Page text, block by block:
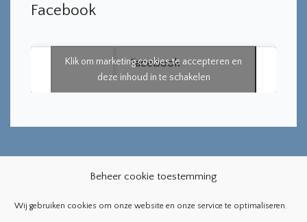
Beheer cookie toestemming
Wij gebruiken cookies om onze website en onze service te optimaliseren.
Facebook
Facebook
Klik om marketing cookies te accepteren en
deze inhoud in te schakelen